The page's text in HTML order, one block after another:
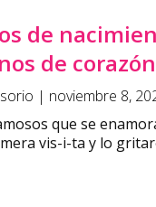
de
de corazón
| noviembre 8,
que se
vis-i-ta y lo